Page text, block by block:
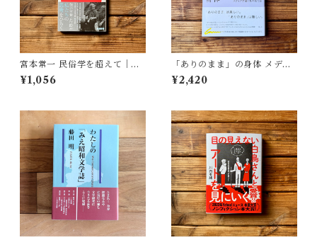
宮本常一 民俗学を超えて｜木
村 哲也
¥1,056
「ありのまま」の身体 メディ
アが描く私の見た目 | 藤嶋 陽
子(著)
¥2,420